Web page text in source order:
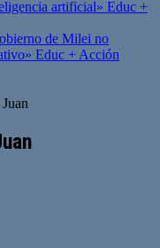
artificial» Educ +
de Milei no
Educ + Acción